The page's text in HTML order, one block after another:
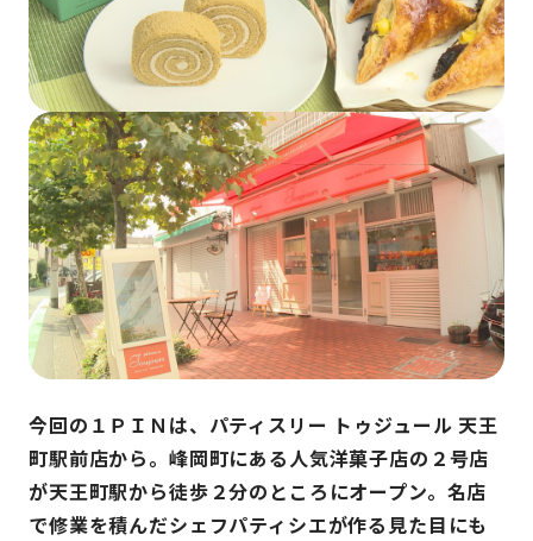
今回の１ＰＩＮは、パティスリー トゥジュール 天王
町駅前店から。峰岡町にある人気洋菓子店の２号店
が天王町駅から徒歩２分のところにオープン。名店
で修業を積んだシェフパティシエが作る見た目にも